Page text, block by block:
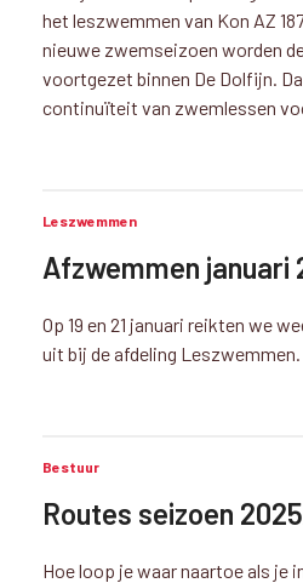
het leszwemmen van Kon AZ
nieuwe zwemseizoen worden
voortgezet binnen De Dolfijn.
continuïteit van zwemlessen
Leszwemmen
Afzwemmen januari
Op 19 en 21 januari reikten we
uit bij de afdeling Leszwemmen.
Bestuur
Routes seizoen
Hoe loop je waar naartoe als je